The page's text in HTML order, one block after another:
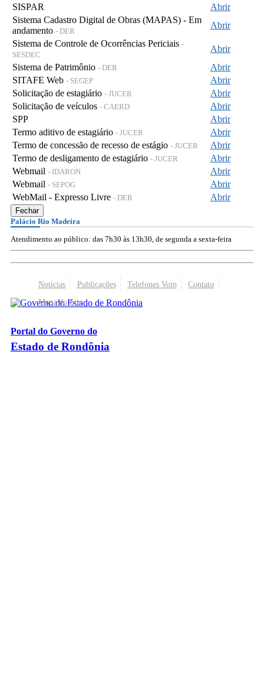
SISPAR
Abrir
Sistema Cadastro Digital de Obras (MAPAS) - Em
andamento - DER
Abrir
Sistema de Controle de Ocorrências Periciais -
SESDEC
Abrir
Sistema de Patrimônio - DER
Abrir
SITAFE Web - SEGEP
Abrir
Solicitação de estagiário - JUCER
Abrir
Solicitação de veículos - CAERD
Abrir
SPP
Abrir
Termo aditivo de estagiário - JUCER
Abrir
Termo de concessão de recesso de estágio - JUCER
Abrir
Termo de desligamento de estagiário - JUCER
Abrir
Webmail - IDARON
Abrir
Webmail - SEPOG
Abrir
WebMail - Expresso Livre - DER Abrir
Fechar
Palácio Rio Madeira
Atendimento ao público: das 7h30 às 13h30, de segunda a sexta-feira
Notícias Publicações Telefones Voip
Contato
Mapa do Site
Portal do Governo do
Estado de Rondônia